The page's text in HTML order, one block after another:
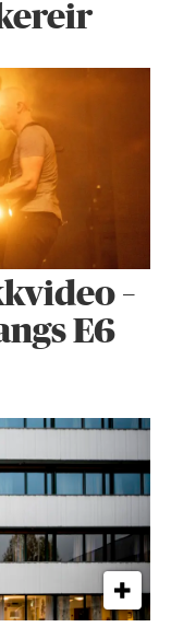
–
E6